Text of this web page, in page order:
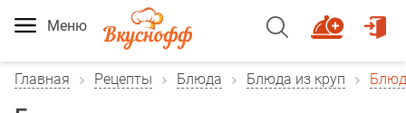
Меню
Главная Рецепты Блюда Блюда из круп